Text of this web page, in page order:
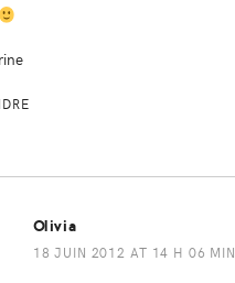
Olivia
18 JUIN 2012 AT 14 H 06 MIN